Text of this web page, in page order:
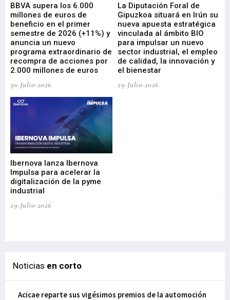
BBVA supera los 6.000
millones de euros de
beneficio en el primer
semestre de 2026 (+11%) y
anuncia un nuevo
programa extraordinario de
recompra de acciones por
2.000 millones de euros
30-Julio-2026
La Diputación Foral de
Gipuzkoa situará en Irún su
nueva apuesta estratégica
vinculada al ámbito BIO
para impulsar un nuevo
sector industrial, el empleo
de calidad, la innovación y
el bienestar
29-Julio-2026
Ibernova lanza Ibernova
Impulsa para acelerar la
digitalización de la pyme
industrial
29-Julio-2026
Noticias en corto
Acicae reparte sus vigésimos premios de la automoción